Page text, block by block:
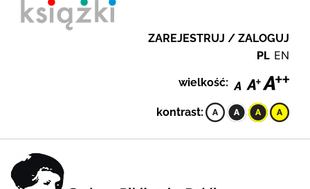
ZAREJESTRUJ / ZALOGUJ
PL EN
wielkość:
kontrast: